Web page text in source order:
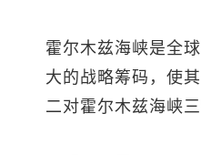
霍尔木兹海峡是全
大的战略筹码，使
二对霍尔木兹海峡